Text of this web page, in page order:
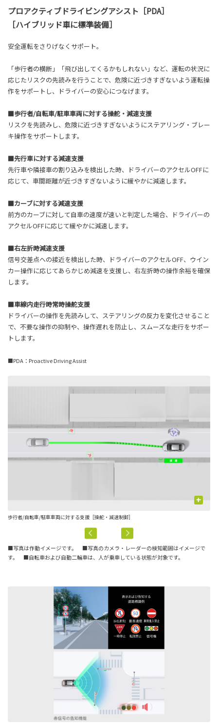
プロアクティブドライビングアシスト［PDA］
［ハイブリッド車に標準装備］
安全運転をさりげなくサポート。
「歩行者の横断」「飛び出してくるかもしれない」など、運転の状況に
応じたリスクの先読みを行うことで、危険に近づきすぎないよう運転操
作をサポートし、ドライバーの安心につなげます。
■歩行者/自転車/駐車車両に対する操舵・減速支援
リスクを先読みし、危険に近づきすぎないようにステアリング・ブレー
キ操作をサポートします。
■先行車に対する減速支援
先行車や隣接車の割り込みを検出した時、ドライバーのアクセルOFFに
応じて、車間距離が近づきすぎないように緩やかに減速します。
■カーブに対する減速支援
前方のカーブに対して自車の速度が速いと判定した場合、ドライバーの
アクセルOFFに応じて緩やかに減速します。
■右左折時減速支援
信号交差点への接近を検出した時、ドライバーのアクセルOFF、ウイン
カー操作に応じてあらかじめ減速を支援し、右左折時の操作余裕を確保
します。
■車線内走行時常時操舵支援
ドライバーの操作を先読みして、ステアリングの反力を変化させること
で、不要な操作の抑制や、操作遅れを防止し、スムーズな走行をサポー
トします。
■PDA：Proactive Driving Assist
+
歩行者/自転車/駐車車両に対する支援［操舵・減速制御］
■写真は作動イメージです。 ■写真のカメラ・レーダーの検知範囲はイメージで
す。 ■自転車および自動二輪車は、人が乗車している状態が対象です。